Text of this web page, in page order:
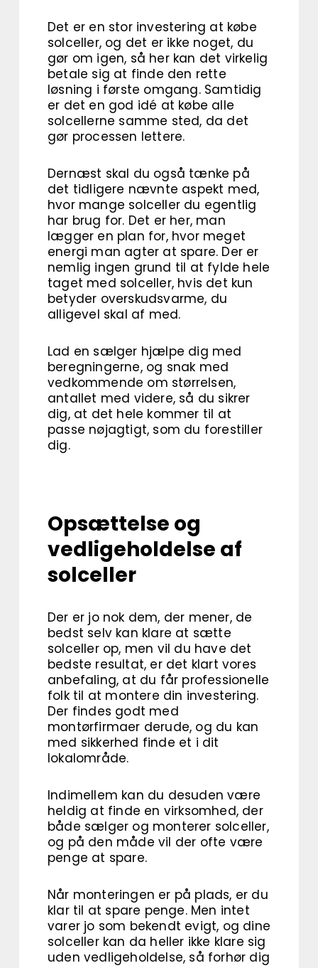
Det er en stor investering at købe
solceller, og det er ikke noget, du
gør om igen, så her kan det virkelig
betale sig at finde den rette
løsning i første omgang. Samtidig
er det en god idé at købe alle
solcellerne samme sted, da det
gør processen lettere.
Dernæst skal du også tænke på
det tidligere nævnte aspekt med,
hvor mange solceller du egentlig
har brug for. Det er her, man
lægger en plan for, hvor meget
energi man agter at spare. Der er
nemlig ingen grund til at fylde hele
taget med solceller, hvis det kun
betyder overskudsvarme, du
alligevel skal af med.
Lad en sælger hjælpe dig med
beregningerne, og snak med
vedkommende om størrelsen,
antallet med videre, så du sikrer
dig, at det hele kommer til at
passe nøjagtigt, som du forestiller
dig.
Opsættelse og
vedligeholdelse af
solceller
Der er jo nok dem, der mener, de
bedst selv kan klare at sætte
solceller op, men vil du have det
bedste resultat, er det klart vores
anbefaling, at du får professionelle
folk til at montere din investering.
Der findes godt med
montørfirmaer derude, og du kan
med sikkerhed finde et i dit
lokalområde.
Indimellem kan du desuden være
heldig at finde en virksomhed, der
både sælger og monterer solceller,
og på den måde vil der ofte være
penge at spare.
Når monteringen er på plads, er du
klar til at spare penge. Men intet
varer jo som bekendt evigt, og dine
solceller kan da heller ikke klare sig
uden vedligeholdelse, så forhør dig